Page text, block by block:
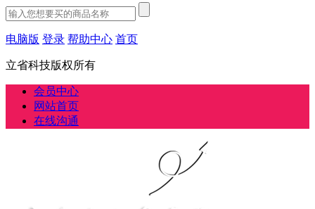
电脑版 登录 帮助中心 首页
立省科技版权所有
会员中心
网站首页
在线沟通